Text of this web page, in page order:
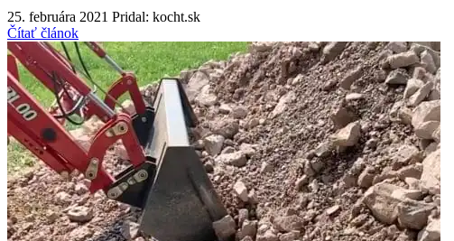
25. februára 2021 Pridal: kocht.sk
Čítať článok